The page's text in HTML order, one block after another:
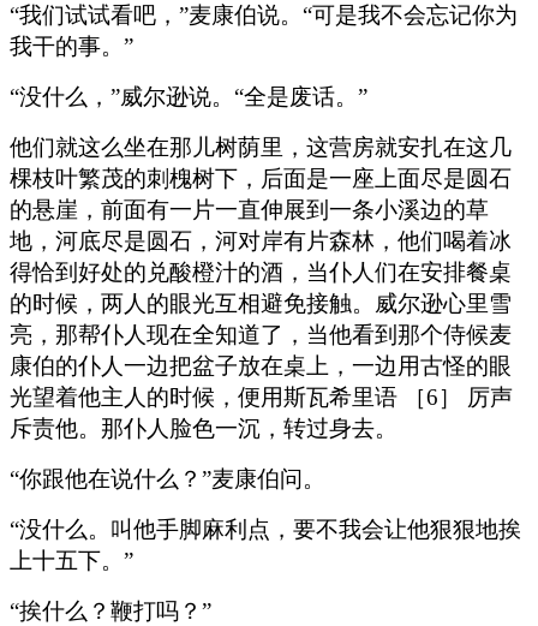
“我们试试看吧，”麦康伯说。“可是我不会忘记你为
我干的事。”
“没什么，”威尔逊说。“全是废话。”
他们就这么坐在那儿树荫里，这营房就安扎在这几
棵枝叶繁茂的刺槐树下，后面是一座上面尽是圆石
的悬崖，前面有一片一直伸展到一条小溪边的草
地，河底尽是圆石，河对岸有片森林，他们喝着冰
得恰到好处的兑酸橙汁的酒，当仆人们在安排餐桌
的时候，两人的眼光互相避免接触。威尔逊心里雪
亮，那帮仆人现在全知道了，当他看到那个侍候麦
康伯的仆人一边把盆子放在桌上，一边用古怪的眼
光望着他主人的时候，便用斯瓦希里语 ［6］ 厉声
斥责他。那仆人脸色一沉，转过身去。
“你跟他在说什么？”麦康伯问。
“没什么。叫他手脚麻利点，要不我会让他狠狠地挨
上十五下。”
“挨什么？鞭打吗？”